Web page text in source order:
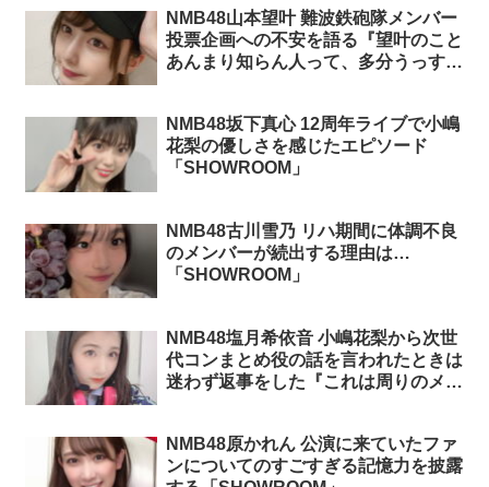
NMB48山本望叶 難波鉄砲隊メンバー
投票企画への不安を語る『望叶のこと
あんまり知らん人って、多分うっすら
NMB48坂下真心 12周年ライブで小嶋
花梨の優しさを感じたエピソード
「SHOWROOM」
NMB48古川雪乃 リハ期間に体調不良
のメンバーが続出する理由は…
「SHOWROOM」
NMB48塩月希依音 小嶋花梨から次世
代コンまとめ役の話を言われたときは
迷わず返事をした『これは周りのメン
NMB48原かれん 公演に来ていたファ
ンについてのすごすぎる記憶力を披露